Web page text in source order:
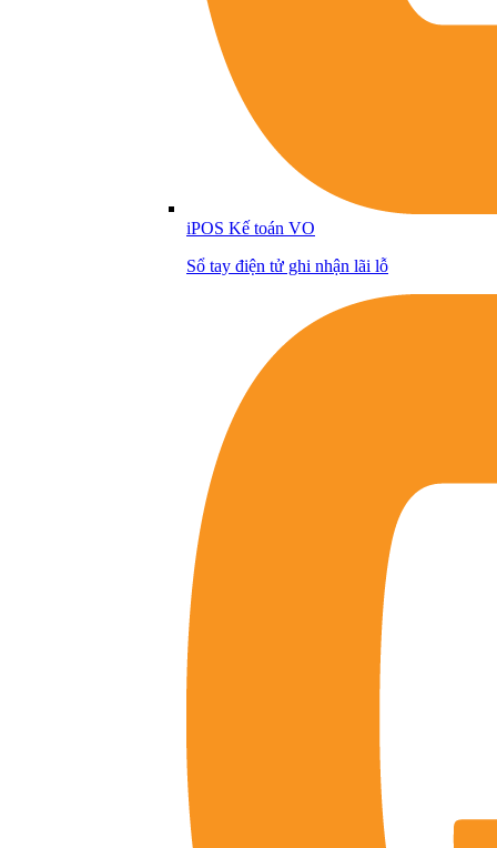
iPOS Kế toán VO
Sổ tay điện tử ghi nhận lãi lỗ